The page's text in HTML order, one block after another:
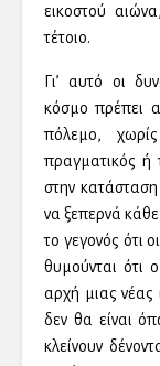
εικοστού
τέτοιο.
Γι’ αυτό οι
κόσμο πρέπει
πόλεμο,
πραγματικός ή
στην
να ξεπερνά
το γεγονός ότι
θυμούνται ότι
αρχή μιας νέας
δεν θα είναι
κλείνουν